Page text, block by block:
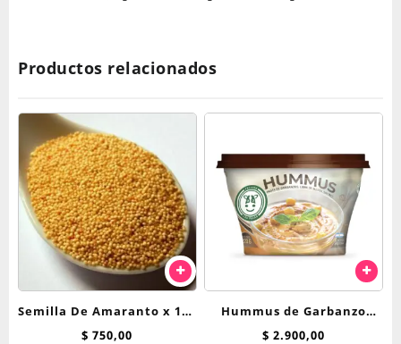
Productos relacionados
Semilla De Amaranto x 100
grs
$ 750,00
Hummus de Garbanzo
Felices Las Vacas
$ 2.900,00